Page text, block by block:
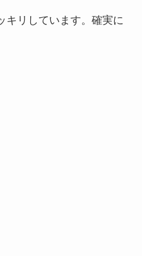
キリしています。確実に